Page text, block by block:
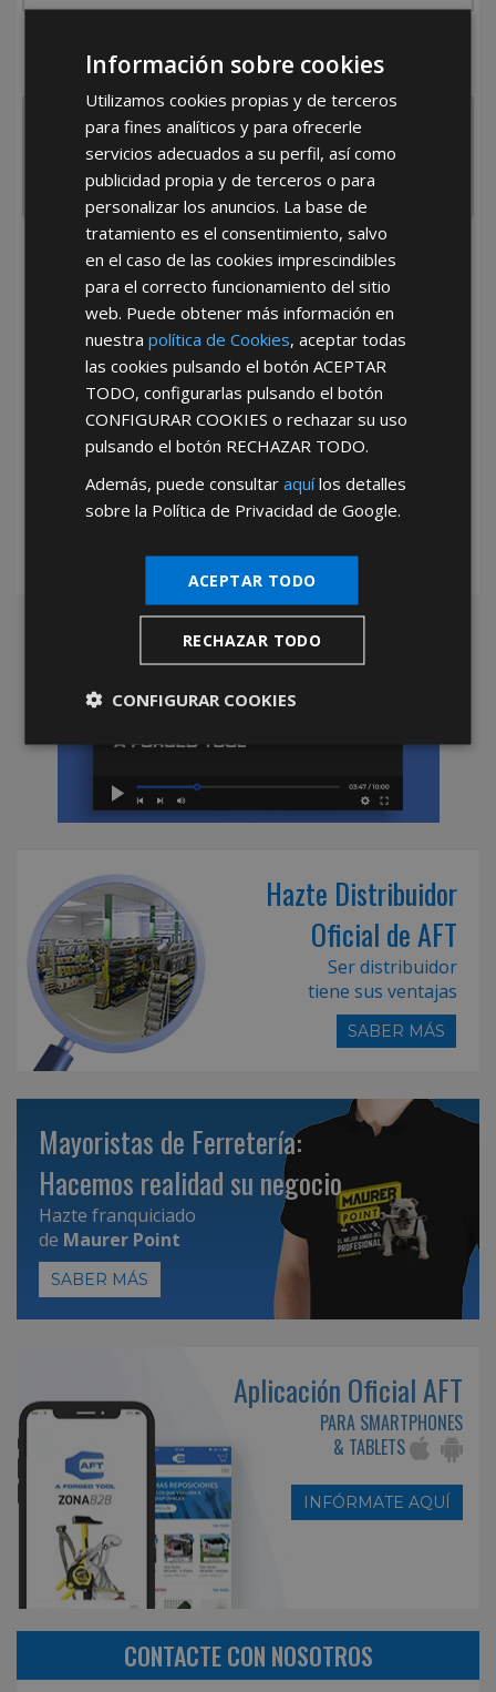
España
Portugal Otros
He leído y acepto laPolítica de Privacidad
*Abstenerse particulares, sólo venta a tiendas y empresas minoristas y
Hazte Distribuidor
Oficial de AFT
Ser distribuidor
tiene sus ventajas
SABER MÁS
Mayoristas de Ferretería:
Hacemos realidad su negocio
Hazte franquiciado
de Maurer Point
SABER MÁS
Aplicación Oficial AFT
PARA SMARTPHONES
& TABLETS
INFÓRMATE AQUÍ
CONTACTE CON NOSOTROS
Información sobre cookies
Utilizamos cookies propias y de terceros
para fines analíticos y para ofrecerle
servicios adecuados a su perfil, así como
publicidad propia y de terceros o para
personalizar los anuncios. La base de
tratamiento es el consentimiento, salvo
en el caso de las cookies imprescindibles
para el correcto funcionamiento del sitio
web. Puede obtener más información en
nuestrapolítica de Cookies, aceptar todas
las cookies pulsando el botónACEPTAR
TODO, configurarlas pulsando el botón
CONFIGURAR COOKIES o rechazar su uso
pulsando el botón RECHAZAR TODO.
Además, puede consultaraquílos detalles
sobre la Política de Privacidad de Google.
ACEPTAR TODO
RECHAZAR TODO
CONFIGURAR COOKIES